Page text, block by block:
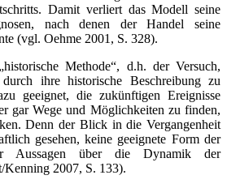
Damit verliert das Modell seine
nach denen der Handel seine
(vgl. Oehme 2001, S. 328).
Methode“, d.h. der Versuch,
ihre historische Beschreibung zu
geeignet, die zukünftigen Ereignisse
gar Wege und Möglichkeiten zu finden,
Denn der Blick in die Vergangenheit
gesehen, keine geeignete Form der
Aussagen über die Dynamik der
2007, S. 133).